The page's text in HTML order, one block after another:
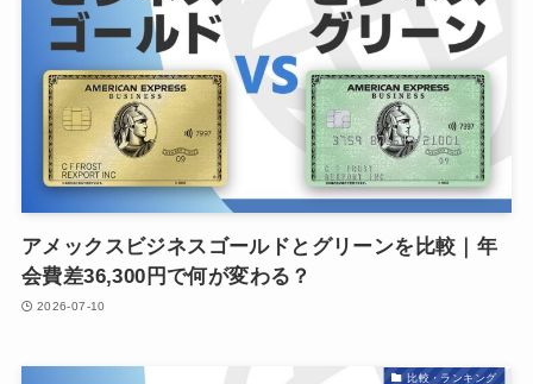
アメックスビジネスゴールドとグリーンを比較｜年
会費差36,300円で何が変わる？
2026-07-10
比較・ランキング